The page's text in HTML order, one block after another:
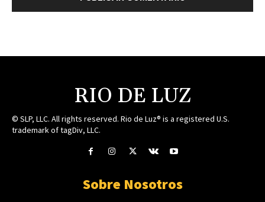
RIO DE LUZ
© SLP, LLC. All rights reserved. Rio de Luz® is a registered U.S.
trademark of tagDiv, LLC.
Sobre Nosotros